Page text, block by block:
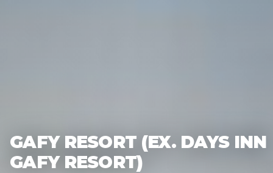
GAFY RESORT (EX. DAYS INN
GAFY RESORT)